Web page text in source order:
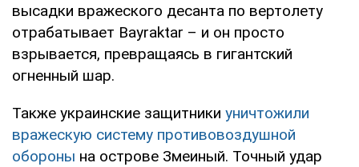
высадки вражеского десанта по вертолету
отрабатывает Bayraktar – и он просто
взрывается, превращаясь в гигантский
огненный шар.
Также украинские защитники уничтожили
вражескую систему противовоздушной
обороны на острове Змеиный. Точный удар